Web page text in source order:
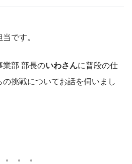
です。
部 部長のいわさんに普段の仕
挑戦についてお話を伺いまし